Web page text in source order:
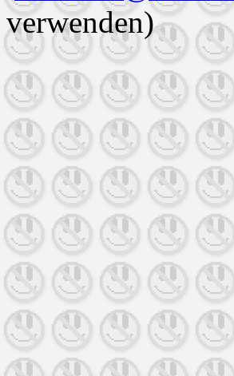
verwenden)